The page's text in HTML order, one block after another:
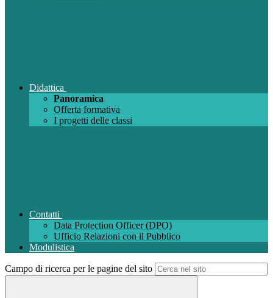
Didattica
Panoramica
Offerta formativa
I progetti delle classi
Contatti
Data Protection Officer (DPO)
Ufficio Relazioni con il Pubblico
Modulistica
Campo di ricerca per le pagine del sito